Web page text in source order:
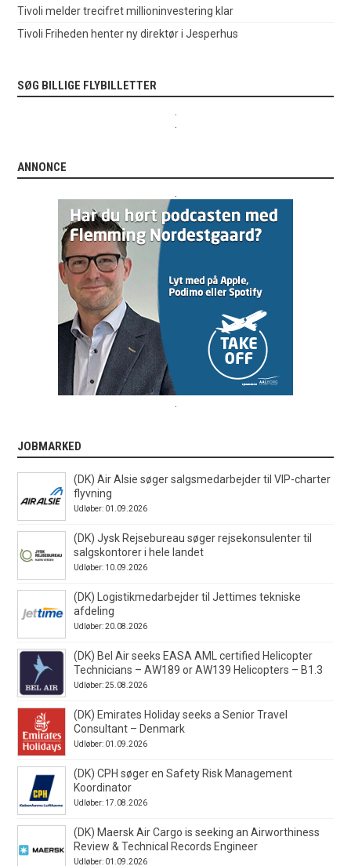
Tivoli melder trecifret millioninvestering klar
Tivoli Friheden henter ny direktør i Jesperhus
SØG BILLIGE FLYBILLETTER
.
.
ANNONCE
.
.
JOBMARKED
(DK) Air Alsie søger salgsmedarbejder til VIP-charter
flyvning
Udløber: 01.09.2026
(DK) Jysk Rejsebureau søger rejsekonsulenter til
salgskontorer i hele landet
Udløber: 10.09.2026
(DK) Logistikmedarbejder til Jettimes tekniske
afdeling
Udløber: 20.08.2026
(DK) Bel Air seeks EASA AML certified Helicopter
Technicians – AW189 or AW139 Helicopters – B1.3
Udløber: 25.08.2026
(DK) Emirates Holiday seeks a Senior Travel
Consultant – Denmark
Udløber: 01.09.2026
(DK) CPH søger en Safety Risk Management
Koordinator
Udløber: 17.08.2026
(DK) Maersk Air Cargo is seeking an Airworthiness
Review & Technical Records Engineer
Udløber: 01.09.2026